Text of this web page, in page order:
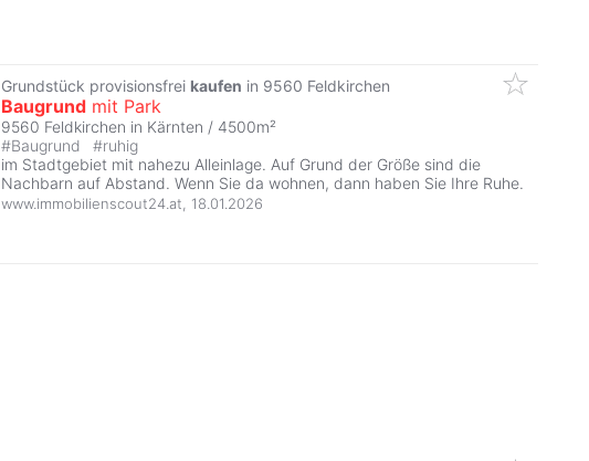
Grundstück provisionsfrei kaufen in 9560 Feldkirchen
Baugrund mit Park
9560 Feldkirchen in Kärnten / 4500m²
#Baugrund #ruhig
im Stadtgebiet mit nahezu Alleinlage. Auf Grund der Größe sind die
Nachbarn auf Abstand. Wenn Sie da wohnen, dann haben Sie Ihre Ruhe.
www.immobilienscout24.at 18.01.2026